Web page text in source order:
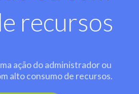
recursos
ação do administrador ou
alto consumo de recursos.